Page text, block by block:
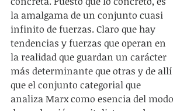
la amalgama de un conjunto cuasi
infinito de fuerzas. Claro que hay
tendencias y fuerzas que operan en
la realidad que guardan un carácter
más determinante que otras y de allí
que el conjunto categorial que
analiza Marx como esencia del modo